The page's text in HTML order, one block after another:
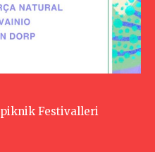
Festivalleri